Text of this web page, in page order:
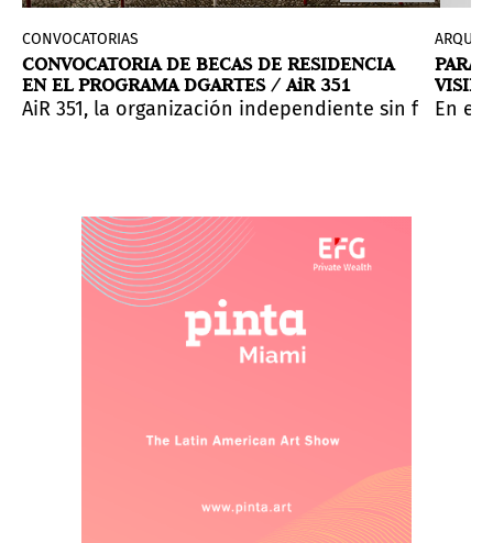
en Cascais, Portugal.
falleció en el mes de febrero a los 88 años en
del pintor cubano Rafael Soriano (1920-1915),
CONVOCATORIAS
CONVOCATORIA DE BECAS DE RESIDENCIA
EN EL PROGRAMA DGARTES / AiR 351
AiR 351, la organización independiente sin finesEn el